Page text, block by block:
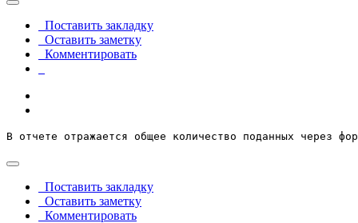
Поставить закладку
Оставить заметку
Комментировать
В отчете отражается общее количество поданных через
Поставить закладку
Оставить заметку
Комментировать